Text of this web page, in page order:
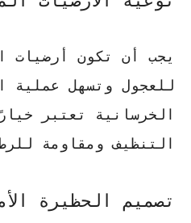
يجب أن تكون أرضيات
للعجول وتسهل عملية
الخرسانية تعتبر
التنظيف ومقاومة
تصميم الحظيرة